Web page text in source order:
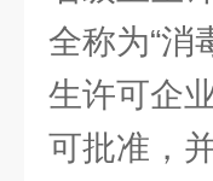
全称为“消
生许可企
可批准，